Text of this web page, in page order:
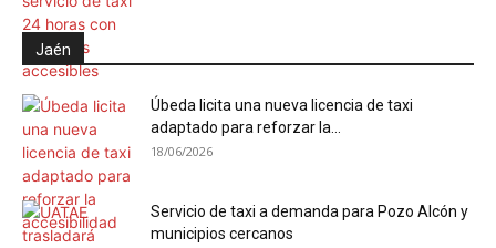
Jaén
Úbeda licita una nueva licencia de taxi
adaptado para reforzar la...
18/06/2026
Servicio de taxi a demanda para Pozo Alcón y
municipios cercanos